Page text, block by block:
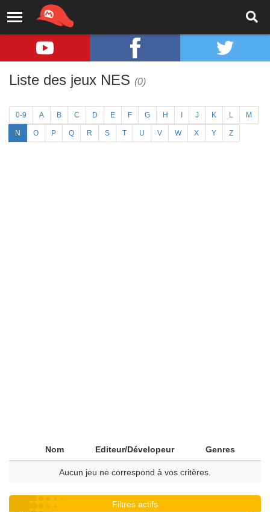
Liste des jeux NES (0)
0-9 A B C D E F G H J K L M
N O P Q R S T U V W X Y Z
Nom Editeur/Dévelopeur Genres
Aucun jeu ne correspond à vos critères.
Filtres actifs